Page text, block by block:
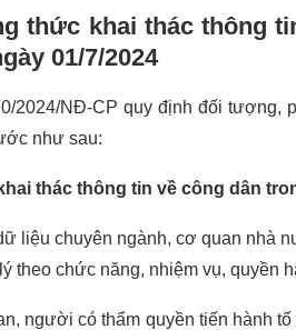
thức khai thác thông
01/7/2024
2024/NĐ-CP quy định đối tượng,
như sau:
thác thông tin về công dân
liệu chuyên ngành, cơ quan nhà
theo chức năng, nhiệm vụ, quyền
người có thẩm quyền tiến hành